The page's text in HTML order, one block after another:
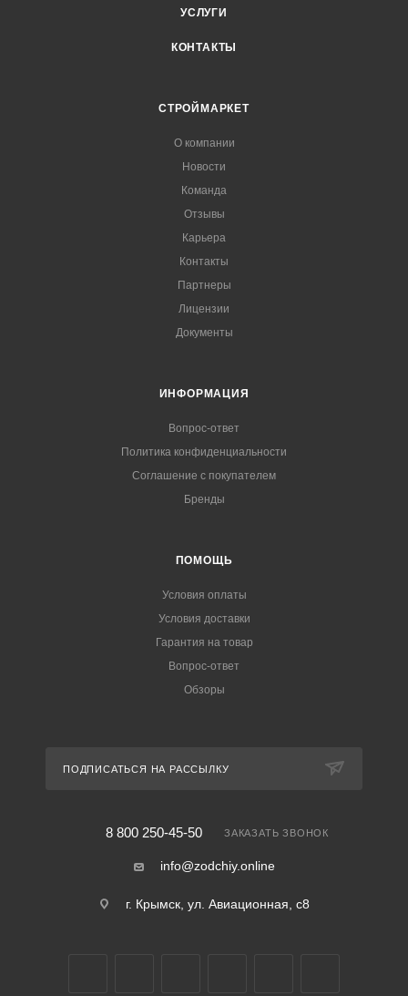
УСЛУГИ
КОНТАКТЫ
СТРОЙМАРКЕТ
О компании
Новости
Команда
Отзывы
Карьера
Контакты
Партнеры
Лицензии
Документы
ИНФОРМАЦИЯ
Вопрос-ответ
Политика конфиденциальности
Соглашение с покупателем
Бренды
ПОМОЩЬ
Условия оплаты
Условия доставки
Гарантия на товар
Вопрос-ответ
Обзоры
ПОДПИСАТЬСЯ НА РАССЫЛКУ
8 800 250-45-50 ЗАКАЗАТЬ ЗВОНОК
info@zodchiy.online
г. Крымск, ул. Авиационная, с8